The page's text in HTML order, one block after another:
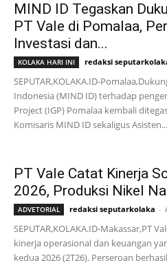
MIND ID Tegaskan
PT Vale di Pomalaa,
Investasi dan...
KOLAKA HARI INI redaksi
SEPUTAR,KOLAKA.ID-
Indonesia (MIND ID) terhadap
Project (IGP) Pomalaa kembali
Komisaris MIND ID sekaligus Asisten...
PT Vale Catat Kinerja
2026, Produksi Nikel
ADVETORIAL redaksi seputarkolaka -
SEPUTAR,KOLAKA.ID-Makassar,PT
kinerja operasional dan keuangan
kedua 2026 (2T26). Perseroan